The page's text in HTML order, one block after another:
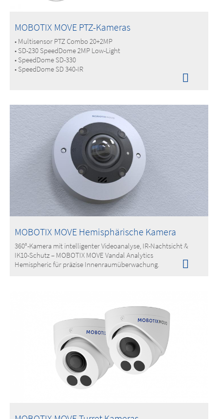
MOBOTIX MOVE PTZ-Kameras
• Multisensor PTZ Combo 20+2MP
• SD-230 SpeedDome 2MP Low-Light
• SpeedDome SD-330
• SpeedDome SD 340-IR
MOBOTIX MOVE Hemisphärische Kamera
360°-Kamera mit intelligenter Videoanalyse, IR-Nachtsicht &
IK10-Schutz – MOBOTIX MOVE Vandal Analytics
Hemispheric für präzise Innenraumüberwachung.